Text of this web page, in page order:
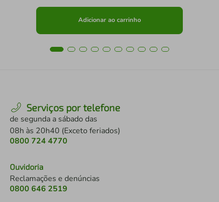
Adicionar ao carrinho
Serviços por telefone
de segunda a sábado das
08h às 20h40 (Exceto feriados)
0800 724 4770
Ouvidoria
Reclamações e denúncias
0800 646 2519